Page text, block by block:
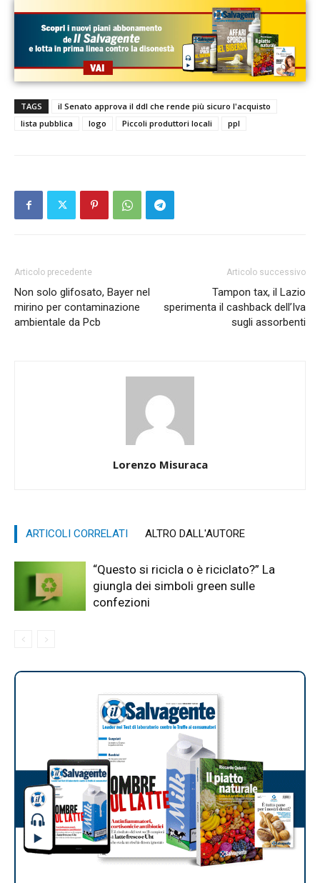
TAGS
il Senato approva il ddl che rende più sicuro l'acquisto
lista pubblica
logo Piccoli produttori locali ppl
Articolo precedente
Non solo glifosato, Bayer nel
mirino per contaminazione
ambientale da Pcb
Articolo successivo
Tampon tax, il Lazio
sperimenta il cashback dell’Iva
sugli assorbenti
Lorenzo Misuraca
ARTICOLI CORRELATI ALTRO DALL'AUTORE
“Questo si ricicla o è riciclato?” La
giungla dei simboli green sulle
confezioni